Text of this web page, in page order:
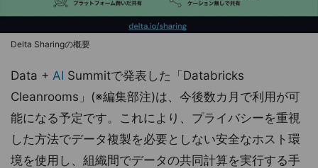
Delta Sharingの概要
Data + AI Summitで発表した「Databricks
Cleanrooms」(※編集部注)は、今後数カ月で利用が可
能になる予定です。これにより、プライバシーを重視
した方法でデータ複製を必要としない安全なホスト環
境を使用し、組織間でデータの共同計算を実行する手